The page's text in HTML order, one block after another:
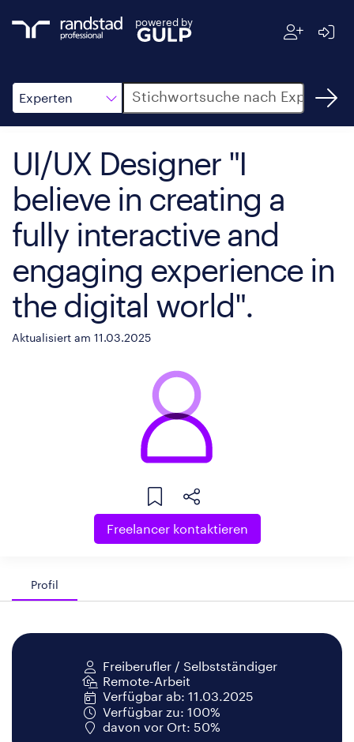
powered by
Experten
Suche
UI/UX Designer "I
believe in creating a
fully interactive and
engaging experience in
the digital world".
Aktualisiert am 11.03.2025
Freelancer kontaktieren
Profil
Freiberufler / Selbstständiger
Remote-Arbeit
Verfügbar ab: 11.03.2025
Verfügbar zu: 100%
davon vor Ort: 50%